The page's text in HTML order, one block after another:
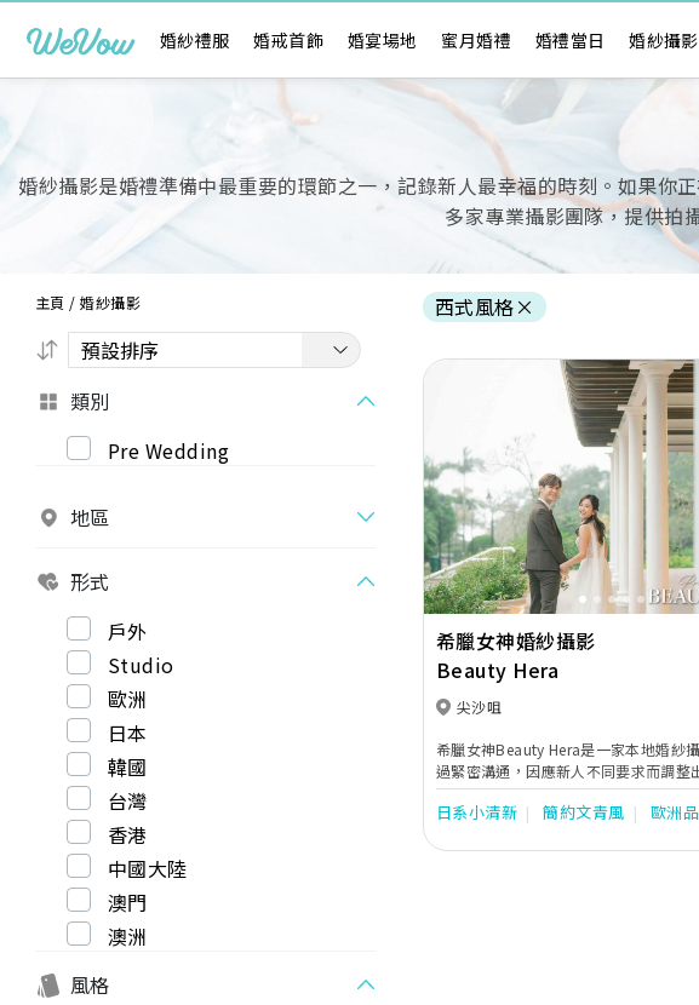
婚紗禮服 婚戒首飾 婚宴場地 蜜月婚禮 婚禮當日 婚紗攝影
婚紗攝影是婚禮準備中最重要的環節之一，記錄新人最幸福的時刻。如果
多家專業攝影團隊，提供拍
主頁 /婚紗攝影
類別
Pre Wedding
地區
形式
戶外
Studio
歐洲
日本
韓國
台灣
香港
中國大陸
澳門
澳洲
風格
西式風格×
Previous
希臘女神婚紗攝影
Beauty Hera
尖沙咀
希臘女神Beauty Hera是一家本地婚紗
過緊密溝通，因應新人不同要求而調整
攝路線，使新人的婚紗照有著連貫的故
貼心地提供全方位的婚嫁服務。位於婚
務。
日系小清新 簡約文青風 歐洲